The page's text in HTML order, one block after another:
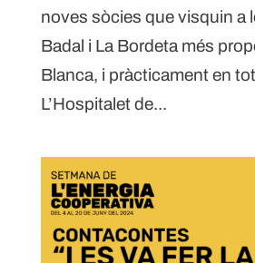
noves sòcies que visquin a
Badal i La Bordeta més
Blanca, i pràcticament en
L’Hospitalet de...